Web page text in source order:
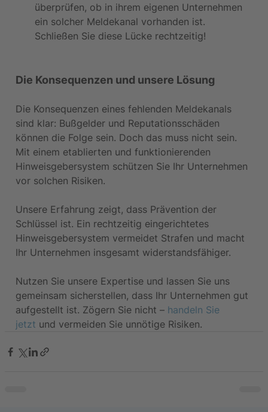
überprüfen, ob in ihrem eigenen Unternehmen
ein solcher Meldekanal vorhanden ist.
Schließen Sie diese Lücke rechtzeitig!
Die Konsequenzen und unsere Lösung
Die Konsequenzen eines fehlenden Meldekanals
sind klar: Bußgelder und Reputationsschäden
können die Folge sein. Doch das muss nicht sein.
Mit einem etablierten und funktionierenden
Hinweisgebersystem schützen Sie Ihr Unternehmen
vor solchen Risiken.
Unsere Erfahrung zeigt, dass Prävention der
Schlüssel ist. Ein rechtzeitig eingerichtetes
Hinweisgebersystem vermeidet Strafen und macht
Ihr Unternehmen insgesamt widerstandsfähiger.
Nutzen Sie unsere Expertise und lassen Sie uns
gemeinsam sicherstellen, dass Ihr Unternehmen gut
aufgestellt ist. Zögern Sie nicht – handeln Sie
jetzt und vermeiden Sie unnötige Risiken.